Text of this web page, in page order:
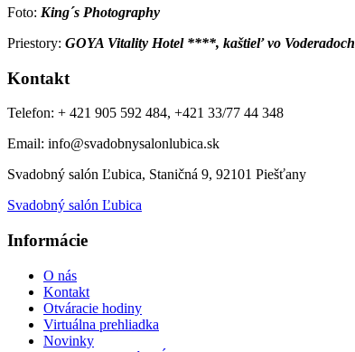
Foto: King´s Photography
Priestory: GOYA Vitality Hotel ****, kaštieľ vo Voderadoch
Kontakt
Telefon: + 421 905 592 484, +421 33/77 44 348
Email: info@svadobnysalonlubica.sk
Svadobný salón Ľubica, Staničná 9, 92101 Piešťany
Svadobný salón Ľubica
Informácie
O nás
Kontakt
Otváracie hodiny
Virtuálna prehliadka
Novinky